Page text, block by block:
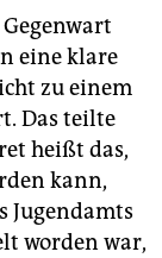
eine klare
zu einem
Das teilte
heißt das,
kann,
Jugendamts
worden war,